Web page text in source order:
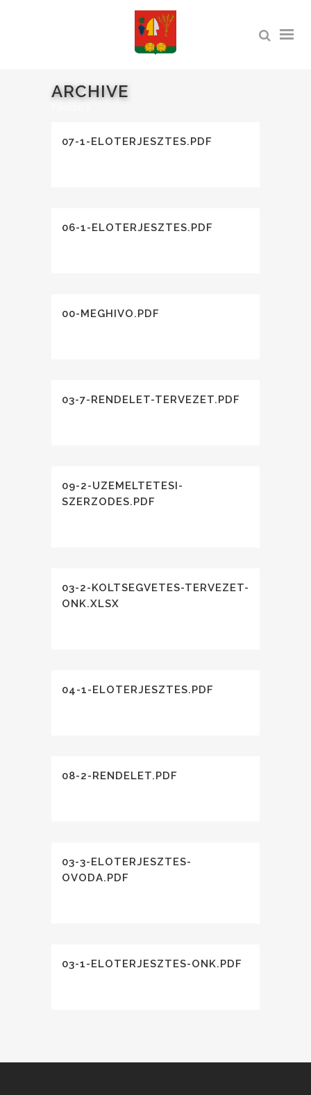
ARCHIVE
07-1-ELOTERJESZTES.PDF
06-1-ELOTERJESZTES.PDF
00-MEGHIVO.PDF
03-7-RENDELET-TERVEZET.PDF
09-2-UZEMELTETESI-
SZERZODES.PDF
03-2-KOLTSEGVETES-TERVEZET-
ONK.XLSX
04-1-ELOTERJESZTES.PDF
08-2-RENDELET.PDF
03-3-ELOTERJESZTES-
OVODA.PDF
03-1-ELOTERJESZTES-ONK.PDF